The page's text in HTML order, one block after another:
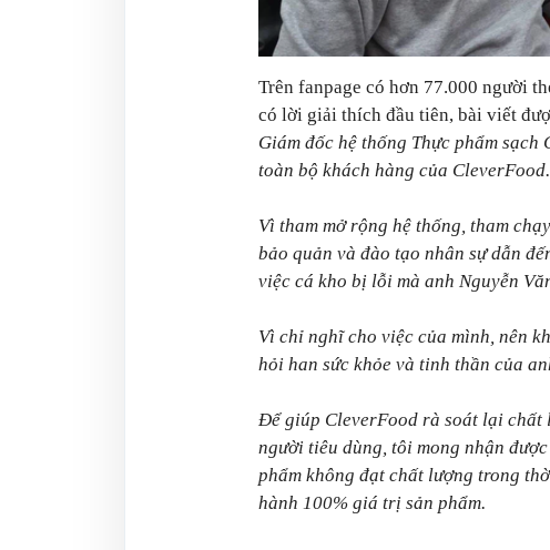
Trên fanpage có hơn 77.000 người
có lời giải thích đầu tiên, bài viết
Giám đốc hệ thống Thực phẩm
toàn bộ khách hàng của CleverFood.
Vì tham mở rộng hệ thống, tham
bảo quản và đào tạo nhân sự dẫn
việc cá kho bị lỗi mà anh Nguyễn
Vì chỉ nghĩ cho việc của mình, nên
hỏi han sức khỏe và tinh thần của
Để giúp CleverFood rà soát lại chất
người tiêu dùng, tôi mong nhận
phẩm không đạt chất lượng trong
hành 100% giá trị sản phẩm.